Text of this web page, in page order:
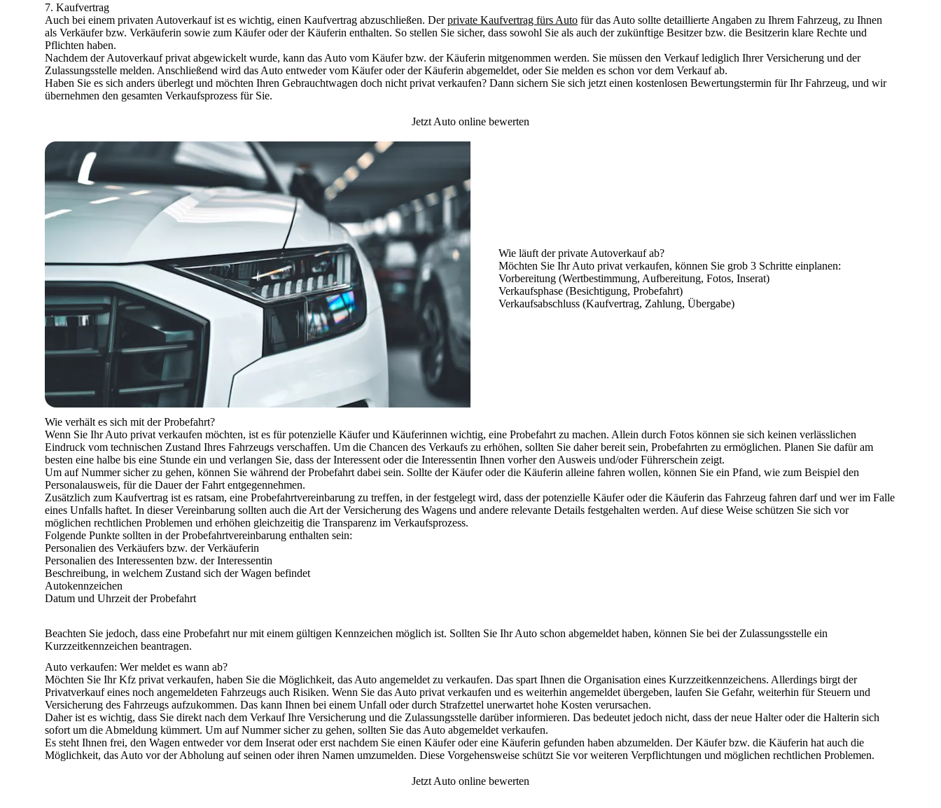
7. Kaufvertrag
Auch bei einem privaten Autoverkauf ist es wichtig, einen Kaufvertrag abzuschließen. Derprivate Kaufvertrag fürs Auto für das Auto sollte detaillierte Angaben zu Ihrem Fahrzeug, zu Ihnen
als Verkäufer bzw. Verkäuferin sowie zum Käufer oder der Käuferin enthalten. So stellen Sie sicher, dass sowohl Sie als auch der zukünftige Besitzer bzw. die Besitzerin klare Rechte und
Pflichten haben.
Nachdem der Autoverkauf privat abgewickelt wurde, kann das Auto vom Käufer bzw. der Käuferin mitgenommen werden. Sie müssen den Verkauf lediglich Ihrer Versicherung und der
Zulassungsstelle melden. Anschließend wird das Auto entweder vom Käufer oder der Käuferin abgemeldet, oder Sie melden es schon vor dem Verkauf ab.
Haben Sie es sich anders überlegt und möchten Ihren Gebrauchtwagen doch nicht privat verkaufen? Dann sichern Sie sich jetzt einen kostenlosen Bewertungstermin für Ihr Fahrzeug, und wir
übernehmen den gesamten Verkaufsprozess für Sie.
Jetzt Auto online bewerten
Wie läuft der private Autoverkauf ab?
Möchten Sie Ihr Auto privat verkaufen, können Sie grob 3 Schritte einplanen:
Vorbereitung (Wertbestimmung, Aufbereitung, Fotos, Inserat)
Verkaufsphase (Besichtigung, Probefahrt)
Verkaufsabschluss (Kaufvertrag, Zahlung, Übergabe)
Wie verhält es sich mit der Probefahrt?
Wenn Sie Ihr Auto privat verkaufen möchten, ist es für potenzielle Käufer und Käuferinnen wichtig, eine Probefahrt zu machen. Allein durch Fotos können sie sich keinen verlässlichen
Eindruck vom technischen Zustand Ihres Fahrzeugs verschaffen. Um die Chancen des Verkaufs zu erhöhen, sollten Sie daher bereit sein, Probefahrten zu ermöglichen. Planen Sie dafür am
besten eine halbe bis eine Stunde ein und verlangen Sie, dass der Interessent oder die Interessentin Ihnen vorher den Ausweis und/oder Führerschein zeigt.
Um auf Nummer sicher zu gehen, können Sie während der Probefahrt dabei sein. Sollte der Käufer oder die Käuferin alleine fahren wollen, können Sie ein Pfand, wie zum Beispiel den
Personalausweis, für die Dauer der Fahrt entgegennehmen.
Zusätzlich zum Kaufvertrag ist es ratsam, eine Probefahrtvereinbarung zu treffen, in der festgelegt wird, dass der potenzielle Käufer oder die Käuferin das Fahrzeug fahren darf und wer im Falle
eines Unfalls haftet. In dieser Vereinbarung sollten auch die Art der Versicherung des Wagens und andere relevante Details festgehalten werden. Auf diese Weise schützen Sie sich vor
möglichen rechtlichen Problemen und erhöhen gleichzeitig die Transparenz im Verkaufsprozess.
Folgende Punkte sollten in der Probefahrtvereinbarung enthalten sein:
Personalien des Verkäufers bzw. der Verkäuferin
Personalien des Interessenten bzw. der Interessentin
Beschreibung, in welchem Zustand sich der Wagen befindet
Autokennzeichen
Datum und Uhrzeit der Probefahrt
Beachten Sie jedoch, dass eine Probefahrt nur mit einem gültigen Kennzeichen möglich ist. Sollten Sie Ihr Auto schon abgemeldet haben, können Sie bei der Zulassungsstelle ein
Kurzzeitkennzeichen beantragen.
Auto verkaufen: Wer meldet es wann ab?
Möchten Sie Ihr Kfz privat verkaufen, haben Sie die Möglichkeit, das Auto angemeldet zu verkaufen. Das spart Ihnen die Organisation eines Kurzzeitkennzeichens. Allerdings birgt der
Privatverkauf eines noch angemeldeten Fahrzeugs auch Risiken. Wenn Sie das Auto privat verkaufen und es weiterhin angemeldet übergeben, laufen Sie Gefahr, weiterhin für Steuern und
Versicherung des Fahrzeugs aufzukommen. Das kann Ihnen bei einem Unfall oder durch Strafzettel unerwartet hohe Kosten verursachen.
Daher ist es wichtig, dass Sie direkt nach dem Verkauf Ihre Versicherung und die Zulassungsstelle darüber informieren. Das bedeutet jedoch nicht, dass der neue Halter oder die Halterin sich
sofort um die Abmeldung kümmert. Um auf Nummer sicher zu gehen, sollten Sie das Auto abgemeldet verkaufen.
Es steht Ihnen frei, den Wagen entweder vor dem Inserat oder erst nachdem Sie einen Käufer oder eine Käuferin gefunden haben abzumelden. Der Käufer bzw. die Käuferin hat auch die
Möglichkeit, das Auto vor der Abholung auf seinen oder ihren Namen umzumelden. Diese Vorgehensweise schützt Sie vor weiteren Verpflichtungen und möglichen rechtlichen Problemen.
Jetzt Auto online bewerten